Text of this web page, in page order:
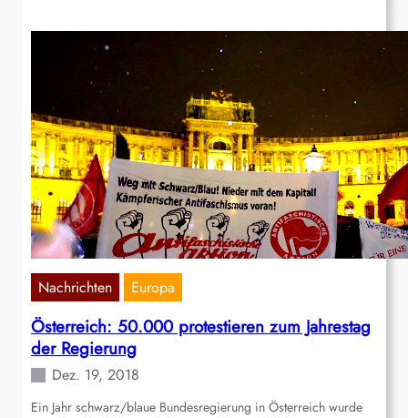
Nachrichten Europa
Österreich: 50.000 protestieren zum Jahrestag
der Regierung
Dez. 19, 2018
Ein Jahr schwarz/blaue Bundesregierung in Österreich wurde